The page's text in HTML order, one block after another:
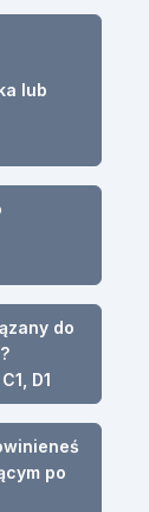
lub
do
D1
po